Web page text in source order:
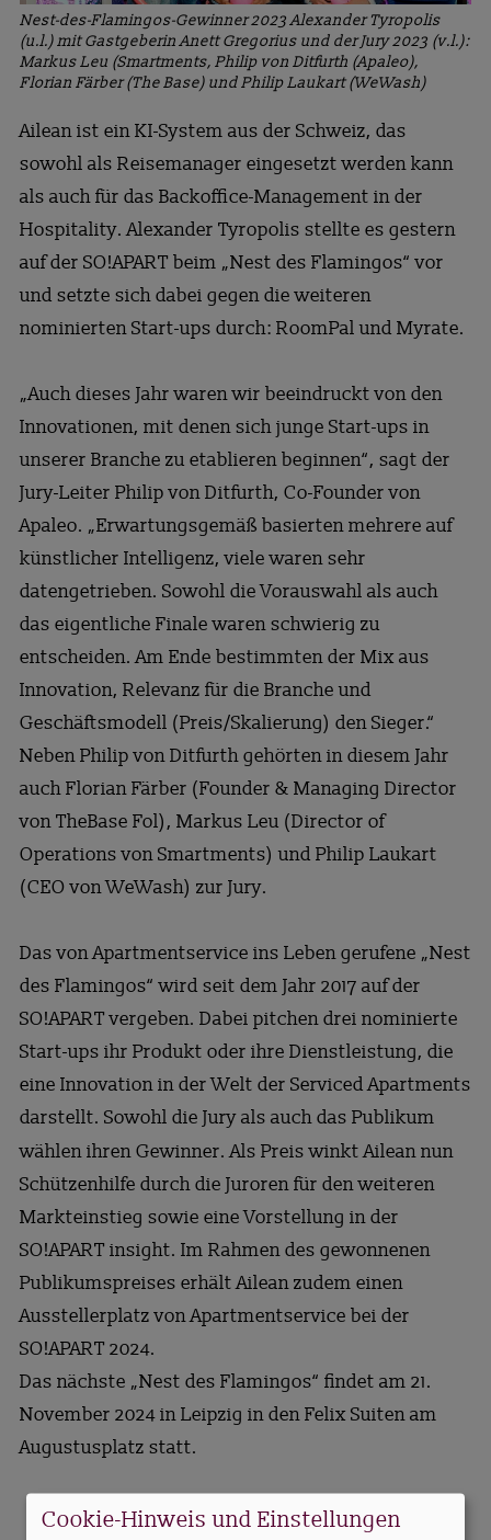
Nest-des-Flamingos-Gewinner 2023 Alexander Tyropolis
(u.l.) mit Gastgeberin Anett Gregorius und der Jury 2023 (v.l.):
Markus Leu (Smartments, Philip von Ditfurth (Apaleo),
Florian Färber (The Base) und Philip Laukart (WeWash)
Ailean ist ein KI-System aus der Schweiz, das
sowohl als Reisemanager eingesetzt werden kann
als auch für das Backoffice-Management in der
Hospitality. Alexander Tyropolis stellte es gestern
auf der SO!APART beim „Nest des Flamingos“ vor
und setzte sich dabei gegen die weiteren
nominierten Start-ups durch: RoomPal und Myrate.
„Auch dieses Jahr waren wir beeindruckt von den
Innovationen, mit denen sich junge Start-ups in
unserer Branche zu etablieren beginnen“, sagt der
Jury-Leiter Philip von Ditfurth, Co-Founder von
Apaleo. „Erwartungsgemäß basierten mehrere auf
künstlicher Intelligenz, viele waren sehr
datengetrieben. Sowohl die Vorauswahl als auch
das eigentliche Finale waren schwierig zu
entscheiden. Am Ende bestimmten der Mix aus
Innovation, Relevanz für die Branche und
Geschäftsmodell (Preis/Skalierung) den Sieger.“
Neben Philip von Ditfurth gehörten in diesem Jahr
auch Florian Färber (Founder & Managing Director
von TheBase Fol), Markus Leu (Director of
Operations von Smartments) und Philip Laukart
(CEO von WeWash) zur Jury.
Das von Apartmentservice ins Leben gerufene „Nest
des Flamingos“ wird seit dem Jahr 2017 auf der
SO!APART vergeben. Dabei pitchen drei nominierte
Start-ups ihr Produkt oder ihre Dienstleistung, die
eine Innovation in der Welt der Serviced Apartments
darstellt. Sowohl die Jury als auch das Publikum
wählen ihren Gewinner. Als Preis winkt Ailean nun
Schützenhilfe durch die Juroren für den weiteren
Markteinstieg sowie eine Vorstellung in der
SO!APART insight. Im Rahmen des gewonnenen
Publikumspreises erhält Ailean zudem einen
Ausstellerplatz von Apartmentservice bei der
SO!APART 2024.
Das nächste „Nest des Flamingos“ findet am 21.
November 2024 in Leipzig in den Felix Suiten am
Augustusplatz statt.
Cookie-Hinweis und Einstellungen